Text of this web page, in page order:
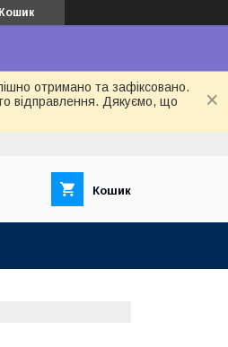
Кошик
отримано та зафіксовано.
відправлення. Дякуємо, що
Кошик